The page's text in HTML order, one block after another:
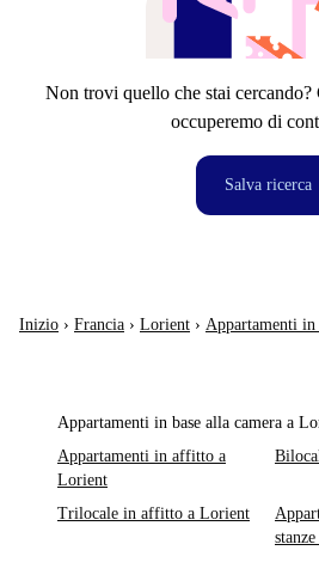
Non trovi quello che stai cercando?
occuperemo di
Salva ricerca
Inizio › Francia › Lorient › Appartamenti
Appartamenti in base alla camera a
Appartamenti in affitto a
Lorient
Trilocale in affitto a Lorient